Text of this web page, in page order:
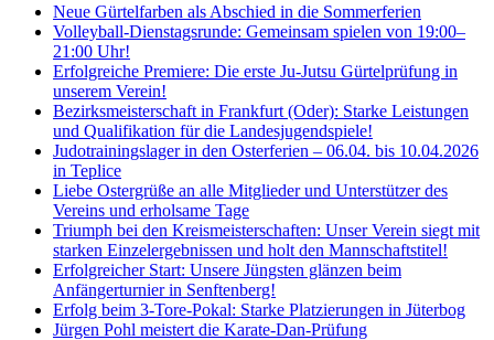
Neue Gürtelfarben als Abschied in die Sommerferien
Volleyball-Dienstagsrunde: Gemeinsam spielen von 19:00–
21:00 Uhr!
Erfolgreiche Premiere: Die erste Ju-Jutsu Gürtelprüfung in
unserem Verein!
Bezirksmeisterschaft in Frankfurt (Oder): Starke Leistungen
und Qualifikation für die Landesjugendspiele!
Judotrainingslager in den Osterferien – 06.04. bis 10.04.2026
in Teplice
Liebe Ostergrüße an alle Mitglieder und Unterstützer des
Vereins und erholsame Tage
Triumph bei den Kreismeisterschaften: Unser Verein siegt mit
starken Einzelergebnissen und holt den Mannschaftstitel!
Erfolgreicher Start: Unsere Jüngsten glänzen beim
Anfängerturnier in Senftenberg!
Erfolg beim 3-Tore-Pokal: Starke Platzierungen in Jüterbog
Jürgen Pohl meistert die Karate-Dan-Prüfung